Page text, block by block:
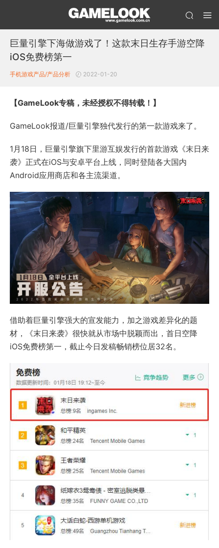
巨量引擎下海做游戏了！这款末日生存手游空降
iOS免费榜第一
手机游戏产品/产品分析 2022-01-20
【GameLook专稿，未经授权不得转载！ 】
GameLook报道/巨量引擎独代发行的第一款游戏来了。
1月18日，巨量引擎旗下里游互娱发行的首款游戏《末日来
袭》正式在iOS与安卓平台上线，同时登陆各大国内
Android应用商店和各主流渠道。
借助着巨量引擎强大的宣发能力，加之游戏差异化的题
材，《末日来袭》很快就从市场中脱颖而出，首日空降
iOS免费榜第一，截止今日发稿畅销榜位居32名。